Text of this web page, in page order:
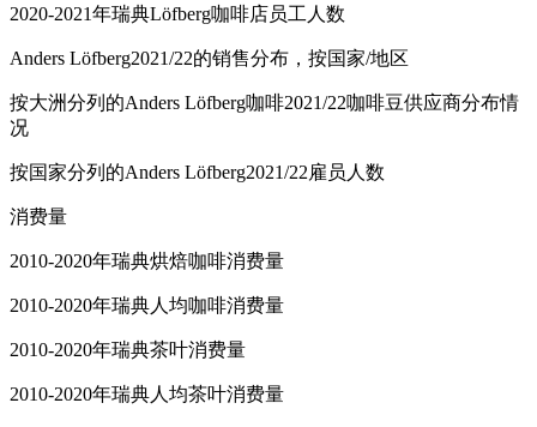
2020-2021年瑞典Löfberg咖啡店员工人数
Anders Löfberg2021/22的销售分布，按国家/地区
按大洲分列的Anders Löfberg咖啡2021/22咖啡豆供应商分布情
况
按国家分列的Anders Löfberg2021/22雇员人数
消费量
2010-2020年瑞典烘焙咖啡消费量
2010-2020年瑞典人均咖啡消费量
2010-2020年瑞典茶叶消费量
2010-2020年瑞典人均茶叶消费量